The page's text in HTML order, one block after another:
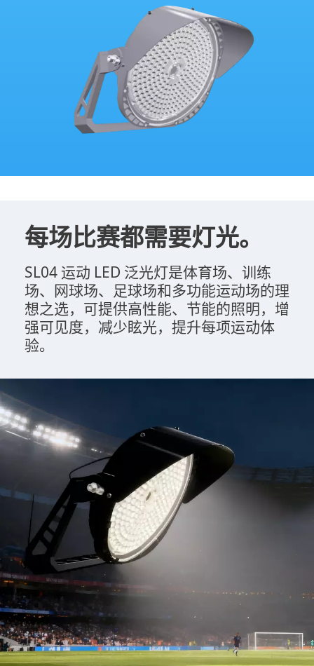
每场比赛都需要灯光。
SL04 运动 LED 泛光灯是体育场、训练
场、网球场、足球场和多功能运动场的理
想之选，可提供高性能、节能的照明，增
强可见度，减少眩光，提升每项运动体
验。